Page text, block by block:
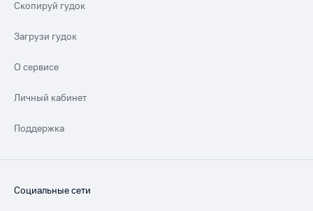
Скопируй гудок
Загрузи гудок
О сервисе
Личный кабинет
Поддержка
Социальные сети